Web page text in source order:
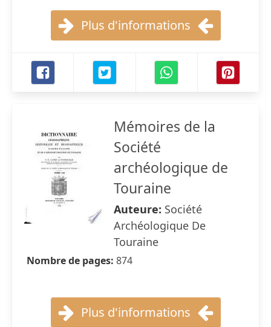
Plus d'informations
Mémoires de la
Société
archéologique de
Touraine
Auteure: Société
Archéologique De
Touraine
Nombre de pages: 874
Plus d'informations